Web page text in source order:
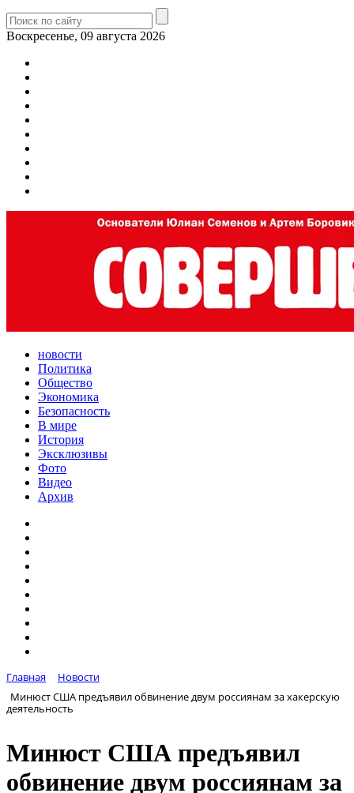
Воскресенье, 09 августа 2026
новости
Политика
Общество
Экономика
Безопасность
В мире
История
Эксклюзивы
Фото
Видео
Архив
Главная
Новости
Минюст США предъявил обвинение двум россиянам за хакерскую
деятельность
Минюст США предъявил
обвинение двум россиянам за